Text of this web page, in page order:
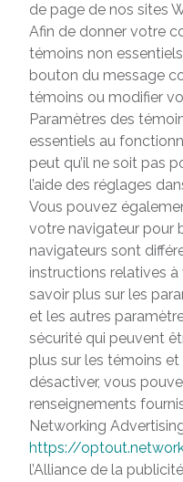
de page de nos sites
Afin de donner votre
témoins non
bouton du message
témoins ou modifier
Paramètres des
essentiels au
peut qu’il ne soit pas
l’aide des réglages
Vous pouvez
votre navigateur pour
navigateurs sont
instructions relatives
savoir plus sur les
et les autres
sécurité qui peuvent
plus sur les témoins
désactiver, vous
renseignements
Networking
https://
l’Alliance de la